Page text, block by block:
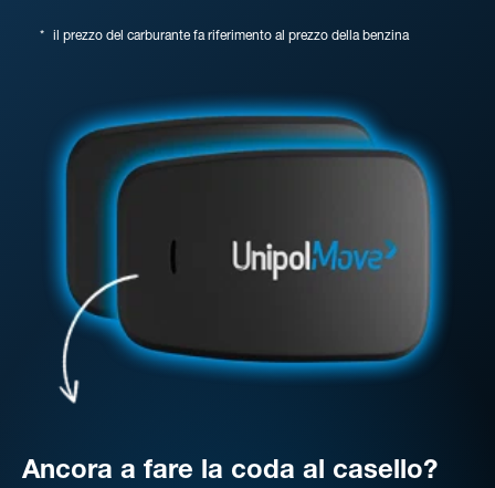
* il prezzo del carburante fa riferimento al prezzo della benzina
Ancora a fare la coda al casello?